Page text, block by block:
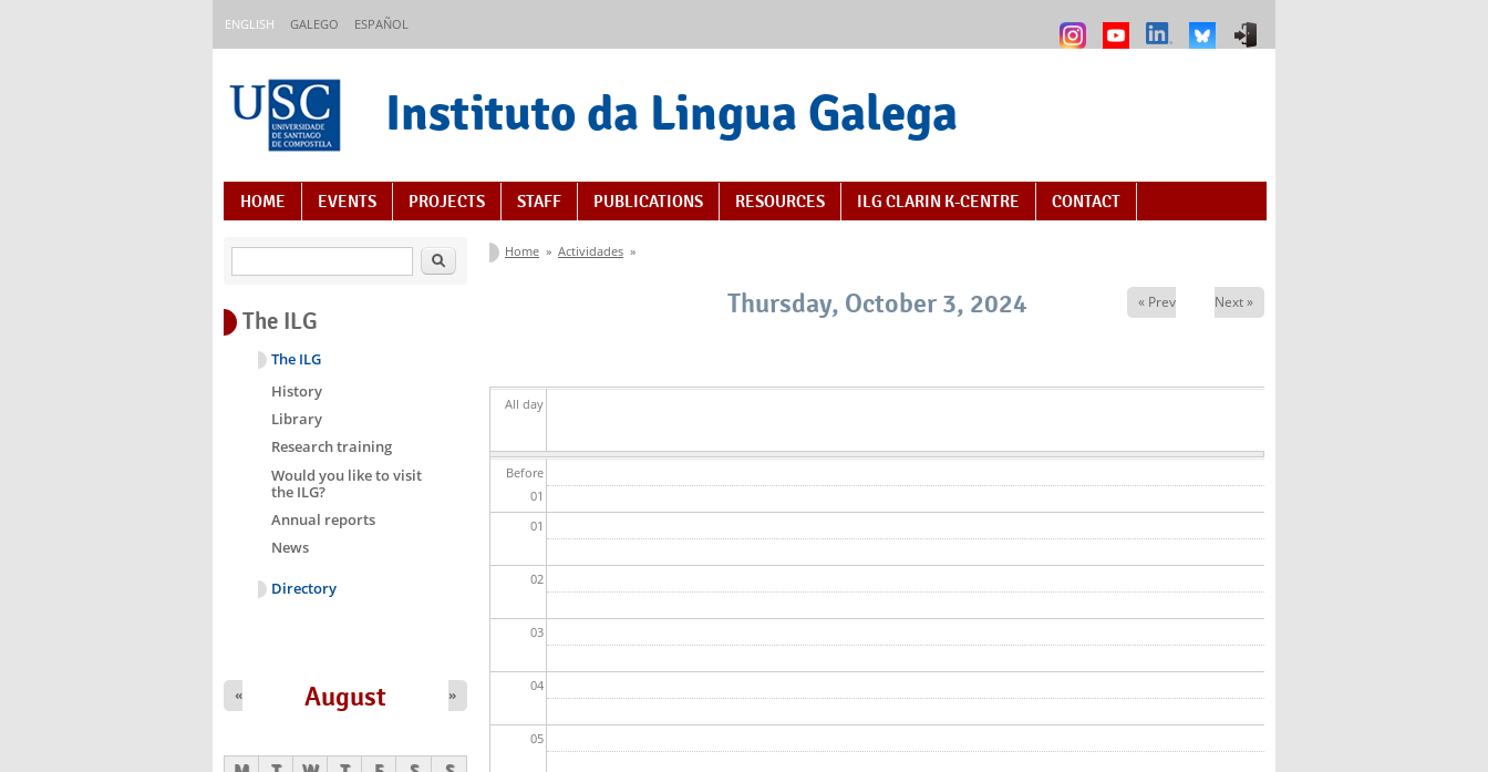
ENGLISH GALEGO ESPAÑOL
Instituto da Lingua Galega
Content Index
HOME EVENTS PROJECTS STAFF PUBLICATIONS RESOURCES ILG CLARIN K-CENTRE CONTACT
You are here
Home » Actividades »
Thursday, October 3, 2024 « Prev Next »
All day
Before
01
01
02
03
04
05
Search
The ILG
The ILG
History
Library
Research training
Would you like to visit
the ILG?
Annual reports
News
Directory
August
« »